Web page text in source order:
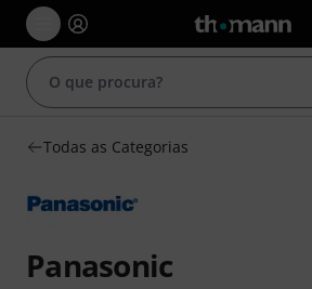
Todas as Categorias
Panasonic